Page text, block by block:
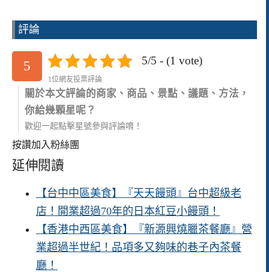
評論
5 5/5 - (1 vote)
1位網友投票評論
關於本文評論的商家、商品、景點、議題、方法，
你給幾顆星呢？
歡迎一起點擊星號參與評論唷！
按讚加入粉絲團
延伸閱讀
【台中中區美食】『天天饅頭』台中超級老
店！開業超過70年的日本紅豆小饅頭！
【香港中西區美食】『新源興燒臘茶餐廳』營
業超過半世紀！品項多又夠味的巷子內茶餐
廳！